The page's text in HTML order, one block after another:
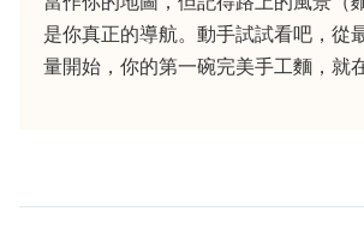
是你真正的導航。動手試試看吧，從
量開始，你的第一碗完美手工麵，就